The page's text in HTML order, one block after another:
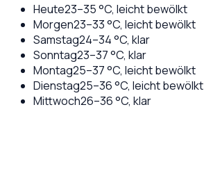
Heute23–35°C, leicht bewölkt
Morgen23–33°C, leicht bewölkt
Samstag24–34°C, klar
Sonntag23–37°C, klar
Montag25–37°C, leicht bewölkt
Dienstag25–36°C, leicht bewölkt
Mittwoch26–36°C, klar